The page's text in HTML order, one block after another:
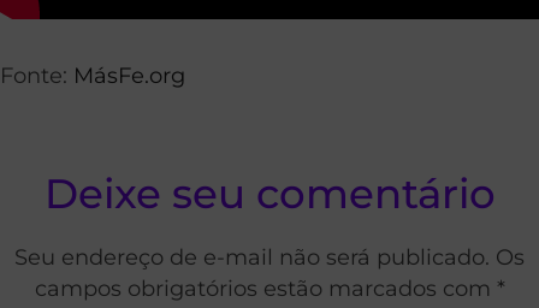
Fonte: MásFe.org
Deixe seu comentário
Seu endereço de e-mail não será publicado. Os
campos obrigatórios estão marcados com *